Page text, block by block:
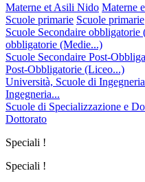
Materne et Asili Nido Materne
Scuole primarie Scuole primarie
Scuole Secondaire obbligatorie
obbligatorie (Medie...)
Scuole Secondaire Post-
Post-Obbligatorie (Liceo...)
Università, Scuole di
Ingegneria...
Scuole di Specializzazione e
Dottorato
Speciali !
Speciali !